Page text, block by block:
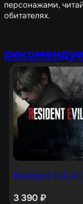
персонажами,
обитателях.
Resident Evil 4
3 390 ₽